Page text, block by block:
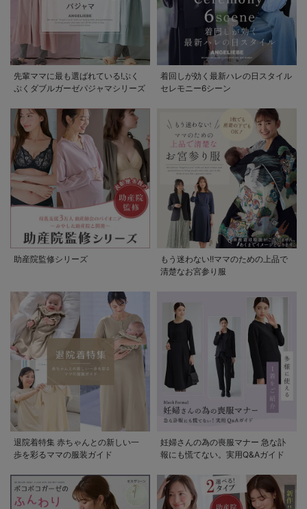
先輩ママに最も選ばれている!ぷく
ぷくダブルガーゼパジャマシリーズ
着回しが効く最新ハレの日スタイル
セレモニー6シーン
助産院監修シリーズ
もう迷わない!!ママのための上品で
清楚なお宮参り服
退院着特集 赤ちゃんとの新しい一
歩を彩るママの服装ガイド
妊婦さんの為の喪服マナー 急な訃
報にも慌てない。実用Q&Aガイド